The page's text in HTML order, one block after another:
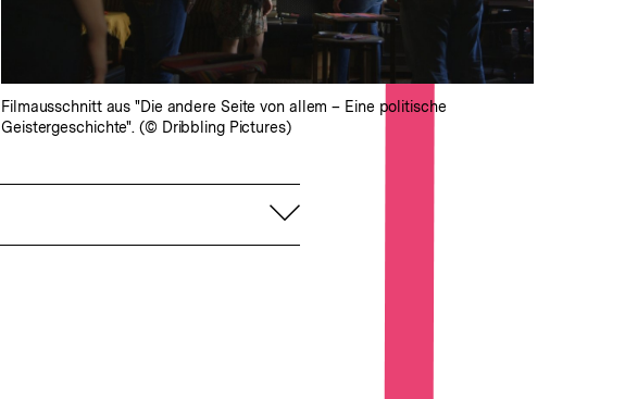
Filmausschnitt aus "Die andere Seite von allem – Eine politische
Geistergeschichte". (© Dribbling Pictures)
aufklappen